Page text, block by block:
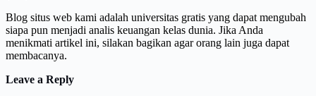
Blog situs web kami adalah universitas gratis yang dapat mengubah
siapa pun menjadi analis keuangan kelas dunia. Jika Anda
menikmati artikel ini, silakan bagikan agar orang lain juga dapat
membacanya.
Leave a Reply